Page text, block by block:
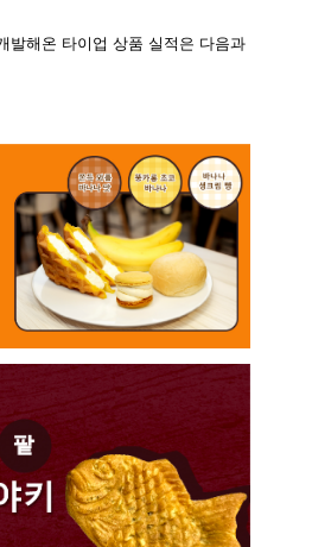
발해온 타이업 상품 실적은 다음과